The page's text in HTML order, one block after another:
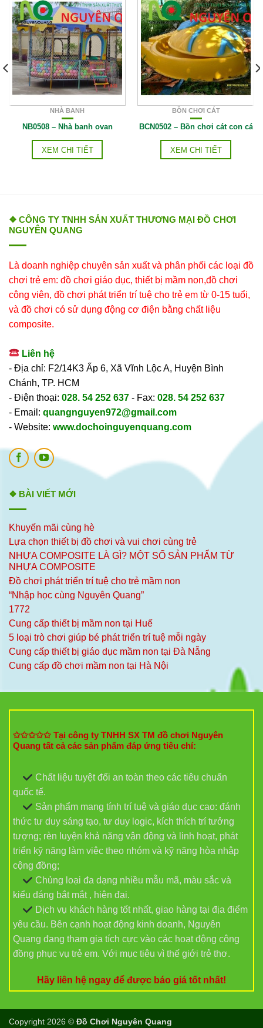
NHÀ BANH
NB0508 – Nhà banh ovan
XEM CHI TIẾT
BỒN CHƠI CÁT
BCN0502 – Bồn chơi cát con cá
XEM CHI TIẾT
❖ CÔNG TY TNHH SẢN XUẤT THƯƠNG MẠI ĐỒ CHƠI
NGUYÊN QUANG
Là doanh nghiệp chuyên sản xuất và phân phối các loại đồ
chơi trẻ em: đồ chơi giáo dục, thiết bị mầm non,đồ chơi
công viên, đồ chơi phát triển trí tuệ cho trẻ em từ 0-15 tuổi,
và đồ chơi có sử dụng động cơ điện bằng chất liệu
composite.
Liên hệ
- Địa chỉ: F2/14K3 Ấp 6, Xã Vĩnh Lộc A, Huyện Bình
Chánh, TP. HCM
- Điện thoại: 028. 54 252 637 - Fax: 028. 54 252 637
- Email: quangnguyen972@gmail.com
- Website: www.dochoinguyenquang.com
❖ BÀI VIẾT MỚI
Khuyến mãi cùng hè
Lựa chọn thiết bị đồ chơi và vui chơi cùng trẻ
NHỰA COMPOSITE LÀ GÌ? MỘT SỐ SẢN PHẨM TỪ
NHỰA COMPOSITE
Đồ chơi phát triển trí tuệ cho trẻ mầm non
“Nhập học cùng Nguyên Quang”
1772
Cung cấp thiết bị mầm non tại Huế
5 loại trò chơi giúp bé phát triển trí tuệ mỗi ngày
Cung cấp thiết bị giáo dục mầm non tại Đà Nẵng
Cung cấp đồ chơi mầm non tại Hà Nội
✩✩✩✩✩ Tại công ty TNHH SX TM đồ chơi Nguyên
Quang tất cả các sản phẩm đáp ứng tiêu chí:
Chất liệu tuyệt đối an toàn theo các tiêu chuẩn
quốc tế.
Sản phẩm mang tính trí tuệ và giáo dục cao: đánh
thức tư duy sáng tạo, tư duy logic, kích thích trí tưởng
tượng; rèn luyện khả năng vận động và linh hoạt, phát
triển kỹ năng làm việc theo nhóm và kỹ năng hòa nhập
cộng đồng;
Chủng loại đa dạng nhiều mẫu mã, màu sắc và
kiểu dáng bắt mắt , hiện đại.
Dịch vụ khách hàng tốt nhất, giao hàng tại địa điểm
yêu cầu. Bên cạnh hoạt động kinh doanh, Nguyên
Quang đang tham gia tích cực vào các hoạt động công
đồng phục vụ trẻ em. Với mục tiêu vì thế giới trẻ thơ.
Hãy liên hệ ngay để được báo giá tốt nhất!
Copyright 2026 © Đồ Chơi Nguyên Quang